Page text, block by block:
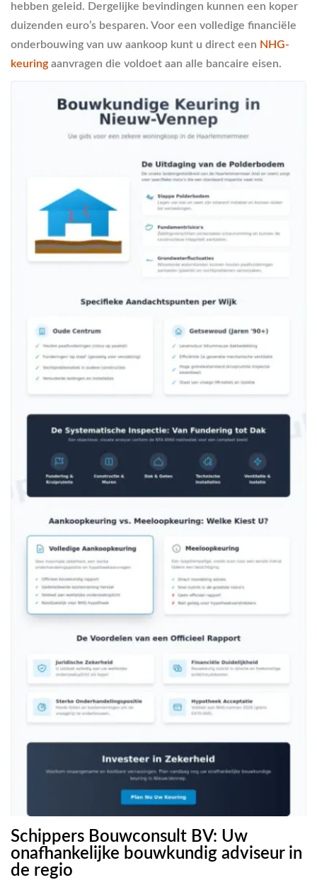
hebben geleid. Dergelijke bevindingen kunnen een koper
duizenden euro’s besparen. Voor een volledige financiële
onderbouwing van uw aankoop kunt u direct een NHG-
keuring aanvragen die voldoet aan alle bancaire eisen.
Schippers Bouwconsult BV: Uw
onafhankelijke bouwkundig adviseur in
de regio